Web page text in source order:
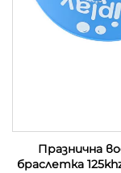
Празнична
браслетка